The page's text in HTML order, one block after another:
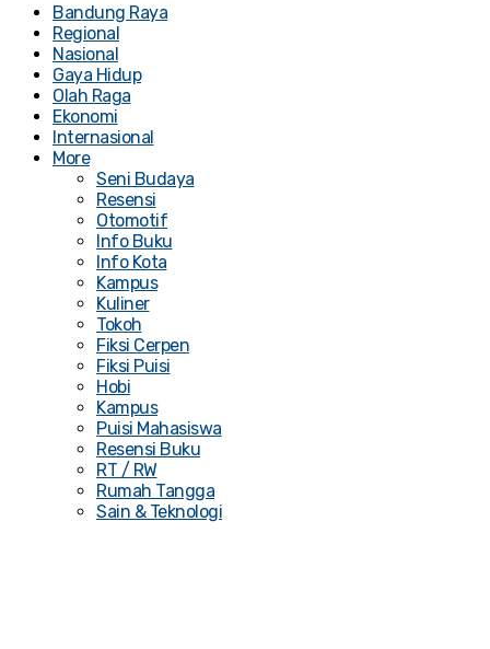
Bandung Raya
Regional
Nasional
Gaya Hidup
Olah Raga
Ekonomi
Internasional
More
Seni Budaya
Resensi
Otomotif
Info Buku
Info Kota
Kampus
Kuliner
Tokoh
Fiksi Cerpen
Fiksi Puisi
Hobi
Kampus
Puisi Mahasiswa
Resensi Buku
RT / RW
Rumah Tangga
Sain & Teknologi